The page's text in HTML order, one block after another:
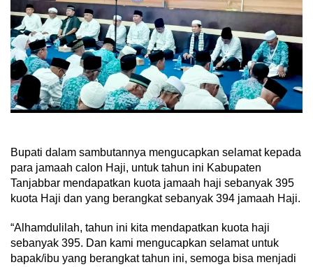
Bupati dalam sambutannya mengucapkan selamat kepada
para jamaah calon Haji, untuk tahun ini Kabupaten
Tanjabbar mendapatkan kuota jamaah haji sebanyak 395
kuota Haji dan yang berangkat sebanyak 394 jamaah Haji.
“Alhamdulilah, tahun ini kita mendapatkan kuota haji
sebanyak 395. Dan kami mengucapkan selamat untuk
bapak/ibu yang berangkat tahun ini, semoga bisa menjadi